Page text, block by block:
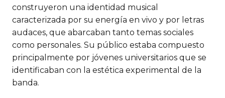
construyeron una identidad musical
caracterizada por su energía en vivo y por letras
audaces, que abarcaban tanto temas sociales
como personales. Su público estaba compuesto
principalmente por jóvenes universitarios que se
identificaban con la estética experimental de la
banda.